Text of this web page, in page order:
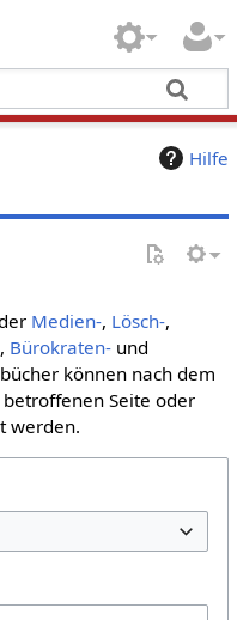
Hilfe
Medien-, Lösch-,
, Bürokraten-und
können nach dem
Seite oder
werden.